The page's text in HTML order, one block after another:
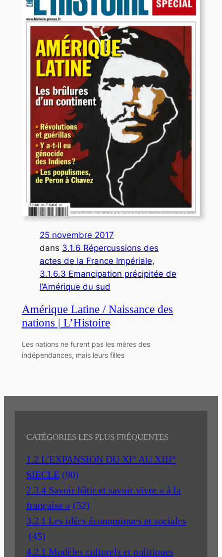
25 novembre 2017
dans 3.1.6 Répercussions des
actes de la France Impériale
3.1.6.3 Emancipation précipitée de
l’Amérique du sud
Amérique Latine / Naissance des
nations | L’Histoire
Les nations ne furent pas les mères des
indépendances, mais leurs filles
CATÉGORIES LES PLUS FRÉQUENTES
1.2 L'EXPANSION DU XI° AU XIII°
SIECLE (90)
2.3.4 Savoir bâtir et savoir vivre « à la
française » (52)
3.2.1 Les idées économiques et sociales
(45)
4.2.1 Modèles culturels et politiques